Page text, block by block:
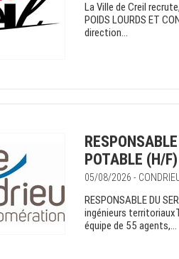
La Ville de Creil
POIDS LOURDS ET
direction...
POTABLE (H/F)
05/08/2026 -
RESPONSABLE DU
ingénieurs
équipe de 55 agents,...